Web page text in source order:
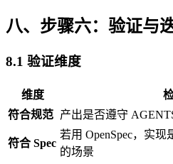
八、步骤六：验证与
8.1 验证维度
维度
符合规范 产出是否遵守
符合 Spec
若用 OpenSpec，实现
的场景